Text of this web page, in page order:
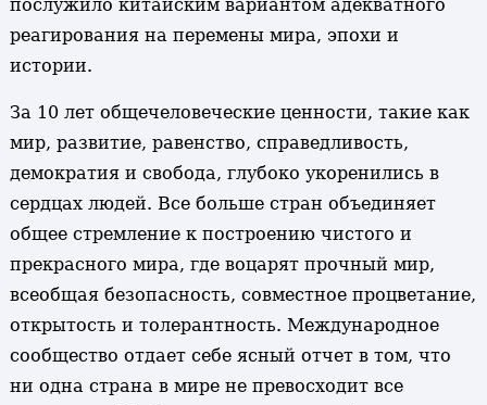
послужило китайским вариантом адекватного
реагирования на перемены мира, эпохи и
истории.
За 10 лет общечеловеческие ценности, такие как
мир, развитие, равенство, справедливость,
демократия и свобода, глубоко укоренились в
сердцах людей. Все больше стран объединяет
общее стремление к построению чистого и
прекрасного мира, где воцарят прочный мир,
всеобщая безопасность, совместное процветание,
открытость и толерантность. Международное
сообщество отдает себе ясный отчет в том, что
ни одна страна в мире не превосходит все